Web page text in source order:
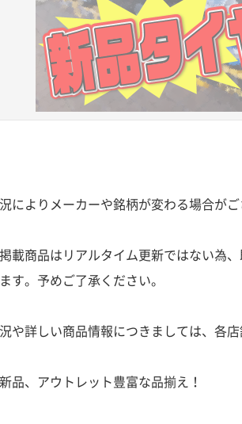
によりメーカーや銘柄が変わる場合がご
載商品はリアルタイム更新ではない為
す。予めご了承ください。
や詳しい商品情報につきましては、各店
品、アウトレット豊富な品揃え！